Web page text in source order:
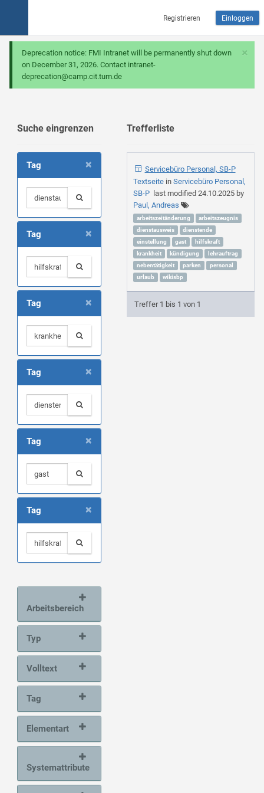
Registrieren Einloggen
×
Deprecation notice: FMI Intranet will be permanently shut down
on December 31, 2026. Contact intranet-
deprecation@camp.cit.tum.de
Suche eingrenzen
×
Tag
×
Tag
×
Tag
×
Tag
×
Tag
×
Tag
Arbeitsbereich
Typ
Volltext
Tag
Elementart
Systemattribute
Trefferliste
Servicebüro Personal, SB-P
Textseite in Servicebüro Personal,
SB-Plast modified 24.10.2025by
Paul, Andreas
arbeitszeitänderung
arbeitszeugnis
dienstausweis
dienstende
einstellung
gast
hilfskraft
krankheit
kündigung
lehrauftrag
nebentätigkeit
parken
personal
urlaub
wikisbp
Treffer 1 bis 1 von 1